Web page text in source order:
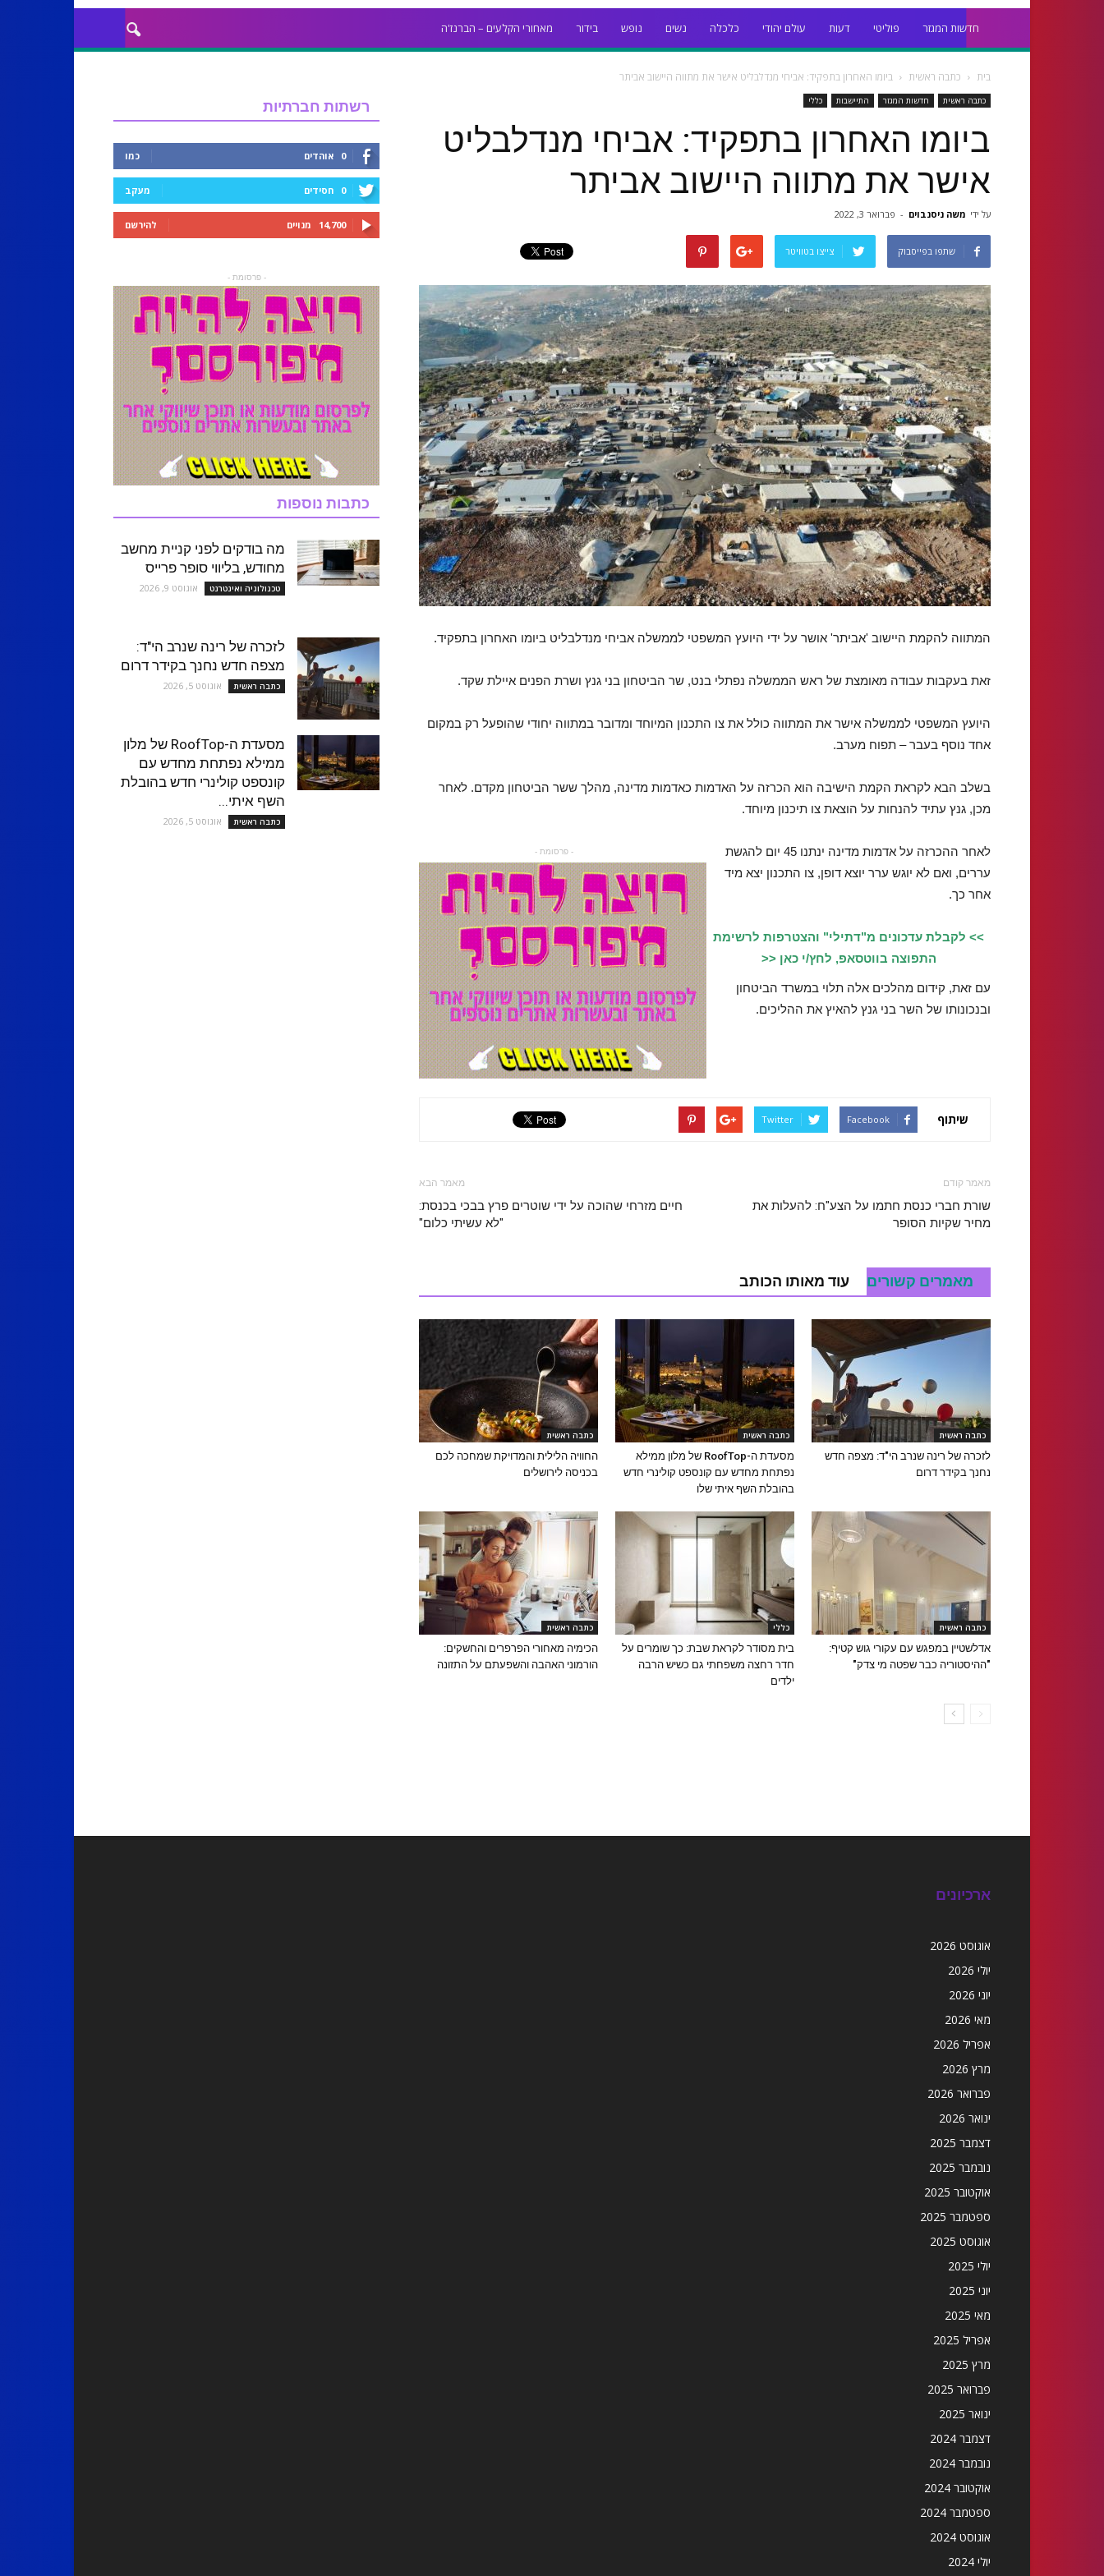
חדשות המגזר פוליטי דעות עולם יהודי כלכלה נשים נופש בידור מאחורי הקלעים – הברנז'ה
בית כתבה ראשית ביומו האחרון בתפקיד: אביחי מנדלבליט אישר את מתווה היישוב אביתר
כתבה ראשית חדשות המגזר התיישבות כללי
ביומו האחרון בתפקיד: אביחי מנדלבליט
אישר את מתווה היישוב אביתר
על ידי משה ניסנבוים - פברואר 3, 2022
שתפו בפייסבוק צייצו בטוויטר
המתווה להקמת היישוב 'אביתר' אושר על ידי היועץ המשפטי לממשלה אביחי מנדלבליט ביומו האחרון בתפקיד.
זאת בעקבות עבודה מאומצת של ראש הממשלה נפתלי בנט, שר הביטחון בני גנץ ושרת הפנים איילת שקד.
היועץ המשפטי לממשלה אישר את המתווה כולל את צו התכנון המיוחד ומדובר במתווה יחודי שהופעל רק במקום
אחד נוסף בעבר – תפוח מערב.
בשלב הבא לקראת הקמת הישיבה הוא הכרזה על האדמות כאדמות מדינה, מהלך ששר הביטחון מקדם. לאחר
מכן, גנץ עתיד להנחות על הוצאת צו תיכנון מיוחד.
- פרסומת -
לאחר ההכרזה על אדמות מדינה ינתנו 45 יום להגשת
עררים, ואם לא יוגש ערר יוצא דופן, צו התכנון יצא מיד
אחר כך.
>> לקבלת עדכונים מ"דתילי" והצטרפות לרשימת
התפוצה בווטסאפ, לחץ/י כאן <<
עם זאת, קידום מהלכים אלה תלוי במשרד הביטחון
ובנכונותו של השר בני גנץ להאיץ את ההליכים.
שיתוף Facebook
Twitter
מאמר קודם
שורת חברי כנסת חתמו על הצע"ח: להעלות את
מחיר שקיות הסופר
מאמר הבא
חיים מזרחי שהוכה על ידי שוטרים פרץ בבכי בכנסת:
"לא עשיתי כלום"
מאמרים קשורים עוד מאותו הכותב
כתבה ראשית
לזכרה של רינה שנרב הי"ד: מצפה חדש
נחנך בקידר דרום
כתבה ראשית
מסעדת ה-RoofTop של מלון ממילא
נפתחת מחדש עם קונספט קולינרי חדש
בהובלת השף איתי שלו
כתבה ראשית
החוויה הלילית והמדויקת שמחכה לכם
בכניסה לירושלים
כתבה ראשית
אדלשטיין במפגש עם עקורי גוש קטיף:
"ההיסטוריה כבר שפטה מי צדק"
כללי
בית מסודר לקראת שבת: כך שומרים על
חדר רחצה משפחתי גם כשיש הרבה
ילדים
כתבה ראשית
הכימיה מאחורי הפרפרים והחשקים:
הורמוני האהבה והשפעתם על התזונה
רשתות חברתיות
0 אוהדים כמו
0 חסידים מעקב
14,700 מנויים להירשם
- פרסומת -
כתבות נוספות
מה בודקים לפני קניית מחשב
מחודש, בליווי סופר פרייס
טכנולוגיה ואינטרנט אוגוסט 9, 2026
לזכרה של רינה שנרב הי"ד:
מצפה חדש נחנך בקידר דרום
כתבה ראשית אוגוסט 5, 2026
מסעדת ה-RoofTop של מלון
ממילא נפתחת מחדש עם
קונספט קולינרי חדש בהובלת
השף איתי...
כתבה ראשית אוגוסט 5, 2026
ארכיונים
אוגוסט 2026
יולי 2026
יוני 2026
מאי 2026
אפריל 2026
מרץ 2026
פברואר 2026
ינואר 2026
דצמבר 2025
נובמבר 2025
אוקטובר 2025
ספטמבר 2025
אוגוסט 2025
יולי 2025
יוני 2025
מאי 2025
אפריל 2025
מרץ 2025
פברואר 2025
ינואר 2025
דצמבר 2024
נובמבר 2024
אוקטובר 2024
ספטמבר 2024
אוגוסט 2024
יולי 2024